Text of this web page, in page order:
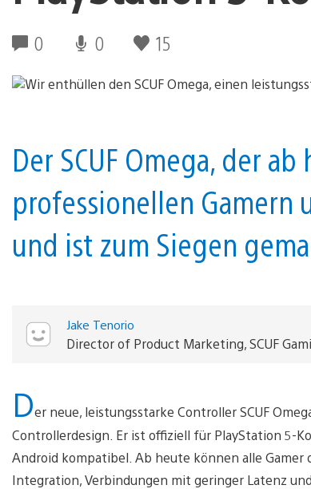
0 0 15
Der SCUF Omega, der
professionellen Gamern
und ist zum Siegen
Jake Tenorio
Director of Product Marketing, SCUF
Der neue, leistungsstarke Controller SCUF
Controllerdesign. Er ist offiziell für PlayStation 5-
Android kompatibel. Ab heute können alle
Integration, Verbindungen mit geringer Latenz